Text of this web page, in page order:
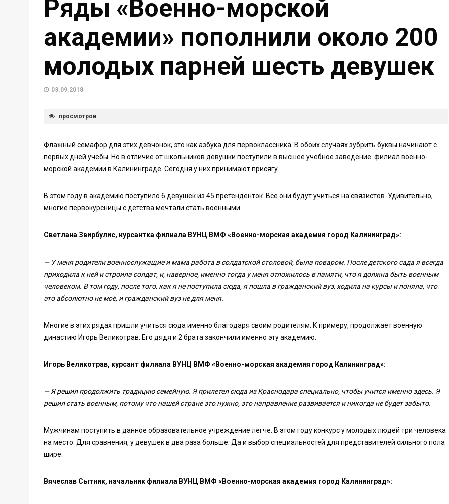
Ряды «Военно-морской
академии» пополнили около 200
молодых парней шесть девушек
03.09.2018
просмотров
Флажный семафор для этих девчонок, это как азбука для первоклассника. В обоих случаях зубрить буквы начинают с
первых дней учёбы. Но в отличие от школьников девушки поступили в высшее учебное заведение филиал военно-
морской академии в Калининграде. Сегодня у них принимают присягу.
В этом году в академию поступило 6 девушек из 45 претенденток. Все они будут учиться на связистов. Удивительно,
многие первокурсницы с детства мечтали стать военными.
Светлана Звирбулис, курсантка филиала ВУНЦ ВМФ «Военно-морская академия город Калининград»:
— У меня родители военнослужащие и мама работа в солдатской столовой, была поваром. После детского сада я всегда
приходила к ней и строила солдат, и, наверное, именно тогда у меня отложилось в памяти, что я должна быть военным
человеком. В том году, после того, как я не поступила сюда, я пошла в гражданский вуз, ходила на курсы и поняла, что
это абсолютно не моё, и гражданский вуз не для меня.
Многие в этих рядах пришли учиться сюда именно благодаря своим родителям. К примеру, продолжает военную
династию Игорь Великотрав. Его дядя и 2 брата закончили именно эту академию.
Игорь Великотрав, курсант филиала ВУНЦ ВМФ «Военно-морская академия город Калининград»:
— Я решил продолжить традицию семейную. Я прилетел сюда из Краснодара специально, чтобы учится именно здесь. Я
решил стать военным, потому что нашей стране это нужно, это направление развивается и никогда не будет забыто.
Мужчинам поступить в данное образовательное учреждение легче. В этом году конкурс у молодых людей три человека
на место. Для сравнения, у девушек в два раза больше. Да и выбор специальностей для представителей сильного пола
шире.
Вячеслав Сытник, начальник филиала ВУНЦ ВМФ «Военно-морская академия город Калининград»: